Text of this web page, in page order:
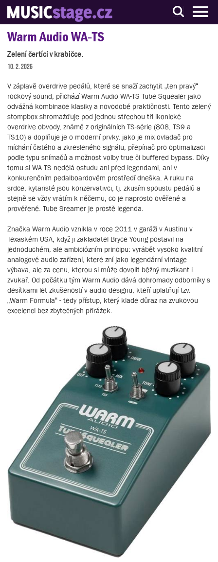
S muzikanty pro muzikanty
Warm Audio WA‑TS
Zelení čertíci v krabičce.
10. 2. 2026
V záplavě overdrive pedálů, které se snaží zachytit „ten pravý“
rockový sound, přichází Warm Audio WA-TS Tube Squealer jako
odvážná kombinace klasiky a novodobé praktičnosti. Tento zelený
stompbox shromažďuje pod jednou střechou tři ikonické
overdrive obvody, známé z originálních TS-série (808, TS9 a
TS10) a doplňuje je o moderní prvky, jako je mix ovladač pro
míchání čistého a zkresleného signálu, přepínač pro optimalizaci
podle typu snímačů a možnost volby true či buffered bypass. Díky
tomu si WA-TS nedělá ostudu ani před legendami, ani v
konkurenčním pedalboardovém prostředí dneška. A ruku na
srdce, kytaristé jsou konzervativci, tj. zkusím spoustu pedálů a
stejně se vždy vrátím k něčemu, co je naprosto ověřené a
prověřené. Tube Sreamer je prostě legenda.
Značka Warm Audio vznikla v roce 2011 v garáži v Austinu v
Texaském USA, když ji zakladatel Bryce Young postavil na
jednoduchém, ale ambiciózním principu: vyrábět vysoko kvalitní
analogové audio zařízení, které zní jako legendární vintage
výbava, ale za cenu, kterou si může dovolit běžný muzikant i
zvukař. Od počátku tým Warm Audio dává dohromady odborníky s
desítkami let zkušeností v audio designu, kteří uplatňují tzv.
„Warm Formula“ - tedy přístup, který klade důraz na zvukovou
excelenci bez zbytečných přirážek.